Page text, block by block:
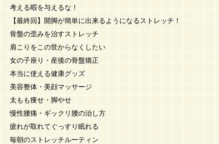
考える暇を与えるな！
【最終回】開脚が簡単に出来るようになるストレッチ！
骨盤の歪みを治すストレッチ
肩こりをこの世からなくしたい
女の子座り・産後の骨盤矯正
本当に使える健康グッズ
美容整体・美顔マッサージ
太もも痩せ・脚やせ
慢性腰痛・ギックリ腰の治し方
疲れが取れてぐっすり眠れる
毎朝のストレッチルーティン